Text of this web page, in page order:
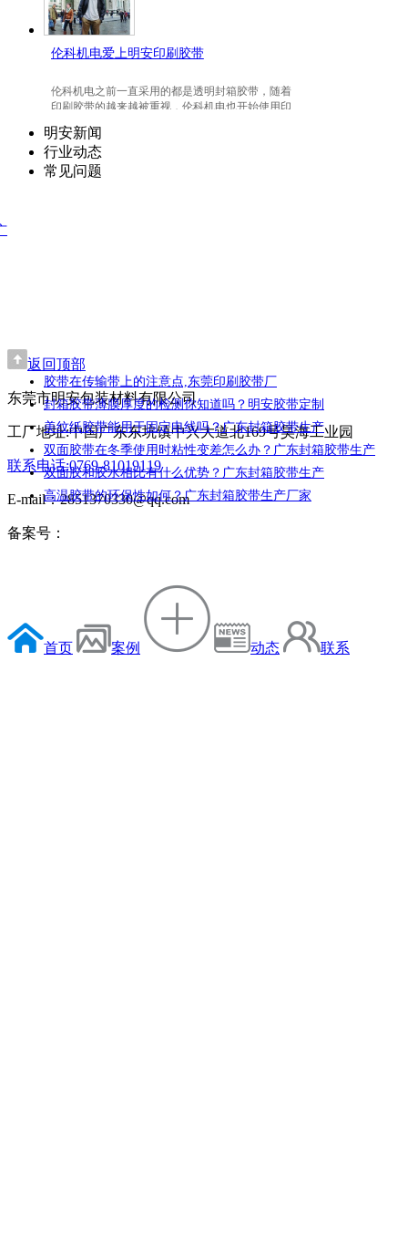
伦科机电爱上明安印刷胶带
伦科机电之前一直采用的都是透明封箱胶带，随着
印刷胶带的越来越被重视，伦科机电也开始使用印
明安新闻
行业动态
常见问题
胶带在传输带上的注意点,东莞印刷胶带厂
封箱胶带薄膜厚度的检测你知道吗？明安胶带定制
美纹纸胶带能用于固定电线吗？广东封箱胶带生产
双面胶带在冬季使用时粘性变差怎么办？广东封箱胶带生产
双面胶和胶水相比有什么优势？广东封箱胶带生产
高温胶带的环保性如何？广东封箱胶带生产厂家
返回顶部
东莞市明安包装材料有限公司
工厂地址:中国广东东坑镇中兴大道北169号昊海工业园
联系电话:0769-81019119
E-mail：2851370330@qq.com
备案号：
首页 案例 动态 联系